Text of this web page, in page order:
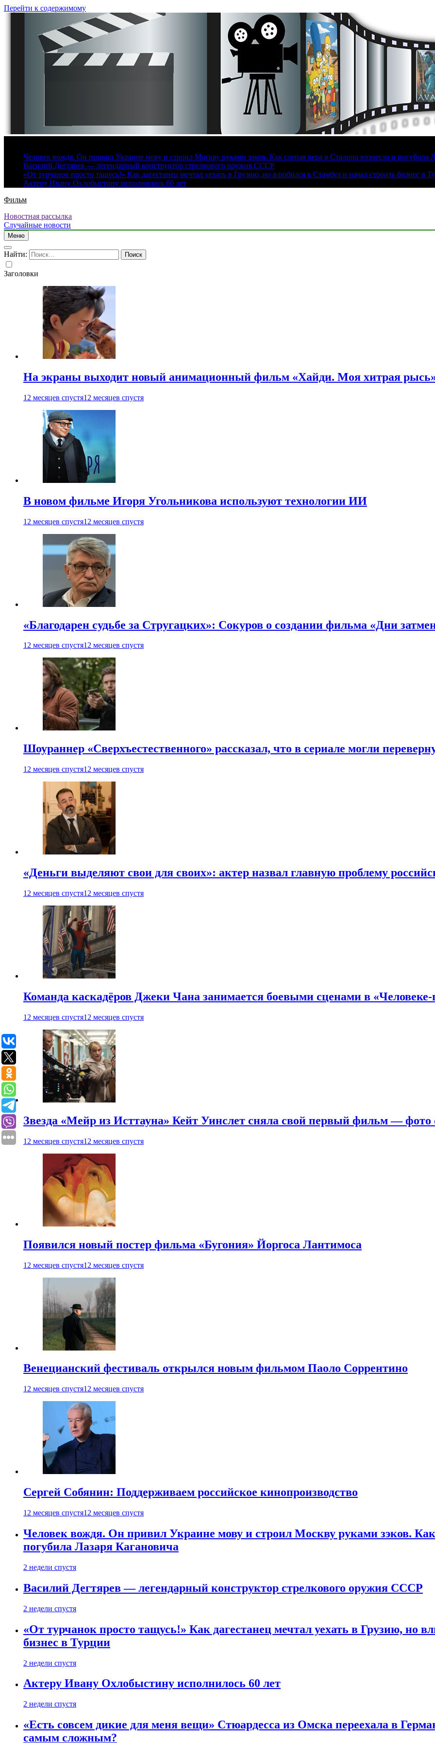
Перейти к содержимому
Человек вождя. Он привил Украине мову и строил Москву руками зэков. Как слепая вера в Сталина вознесла и погубила
Василий Дегтярев — легендарный конструктор стрелкового оружия СССР
«От турчанок просто тащусь!» Как дагестанец мечтал уехать в Грузию, но влюбился в Стамбул и начал строить бизнес в
Актеру Ивану Охлобыстину исполнилось 60 лет
Фильм
Новостная рассылка
Случайные новости
Меню
Найти:
Заголовки
На экраны выходит новый анимационный фильм «Хайди. Моя хитрая
12 месяцев спустя12 месяцев спустя
В новом фильме Игоря Угольникова используют технологии ИИ
12 месяцев спустя12 месяцев спустя
«Благодарен судьбе за Стругацких»: Сокуров о создании фильма «Дни
12 месяцев спустя12 месяцев спустя
Шоураннер «Сверхъестественного» рассказал, что в сериале могли
12 месяцев спустя12 месяцев спустя
«Деньги выделяют свои для своих»: актер назвал главную проблему
12 месяцев спустя12 месяцев спустя
Команда каскадёров Джеки Чана занимается боевыми сценами в «Человеке-
12 месяцев спустя12 месяцев спустя
Звезда «Мейр из Исттауна» Кейт Уинслет сняла свой первый фильм — фото
12 месяцев спустя12 месяцев спустя
Появился новый постер фильма «Бугония» Йоргоса Лантимоса
12 месяцев спустя12 месяцев спустя
Венецианский фестиваль открылся новым фильмом Паоло Соррентино
12 месяцев спустя12 месяцев спустя
Сергей Собянин: Поддерживаем российское кинопроизводство
12 месяцев спустя12 месяцев спустя
Человек вождя. Он привил Украине мову и строил Москву руками зэков.
погубила Лазаря Кагановича
2 недели спустя
Василий Дегтярев — легендарный конструктор стрелкового оружия СССР
2 недели спустя
«От турчанок просто тащусь!» Как дагестанец мечтал уехать в Грузию, но
бизнес в Турции
2 недели спустя
Актеру Ивану Охлобыстину исполнилось 60 лет
2 недели спустя
«Есть совсем дикие для меня вещи» Стюардесса из Омска переехала в
самым сложным?